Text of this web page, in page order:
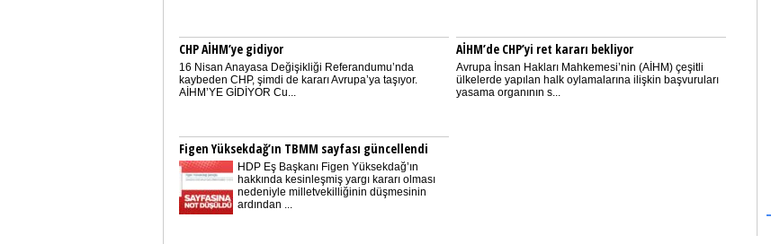
CHP AİHM’ye gidiyor
16 Nisan Anayasa Değişikliği Referandumu’nda
kaybeden CHP, şimdi de kararı Avrupa’ya taşıyor.
AİHM’YE GİDİYOR Cu...
AİHM’de CHP’yi ret kararı bekliyor
Avrupa İnsan Hakları Mahkemesi’nin (AİHM) çeşitli
ülkelerde yapılan halk oylamalarına ilişkin başvuruları
yasama organının s...
Figen Yüksekdağ’ın TBMM sayfası güncellendi
HDP Eş Başkanı Figen Yüksekdağ’ın
hakkında kesinleşmiş yargı kararı olması
nedeniyle milletvekilliğinin düşmesinin
ardından ...